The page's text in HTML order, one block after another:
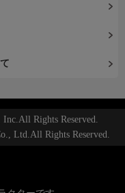
Rights Reserved.
Ltd.All Rights Reserved.